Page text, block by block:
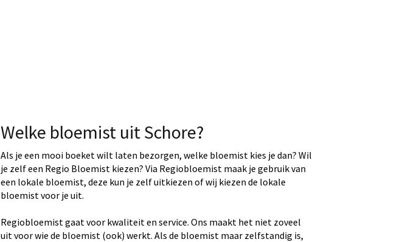
Welke bloemist uit Schore?
Als je een mooi boeket wilt laten bezorgen, welke bloemist kies je dan? Wil
je zelf een Regio Bloemist kiezen? Via Regiobloemist maak je gebruik van
een lokale bloemist, deze kun je zelf uitkiezen of wij kiezen de lokale
bloemist voor je uit.
Regiobloemist gaat voor kwaliteit en service. Ons maakt het niet zoveel
uit voor wie de bloemist (ook) werkt. Als de bloemist maar zelfstandig is,